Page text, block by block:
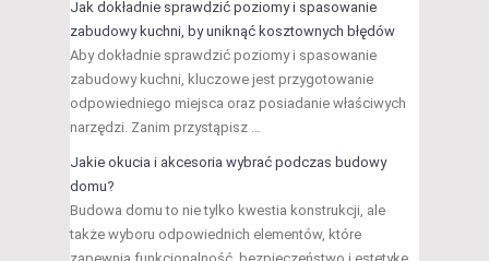
Jak dokładnie sprawdzić poziomy i spasowanie
zabudowy kuchni, by uniknąć kosztownych błędów
Aby dokładnie sprawdzić poziomy i spasowanie
zabudowy kuchni, kluczowe jest przygotowanie
odpowiedniego miejsca oraz posiadanie właściwych
narzędzi. Zanim przystąpisz …
Jakie okucia i akcesoria wybrać podczas budowy
domu?
Budowa domu to nie tylko kwestia konstrukcji, ale
także wyboru odpowiednich elementów, które